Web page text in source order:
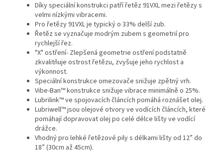
Díky speciální konstrukci patří řetěz 91VXL mezi řetězy s
velmi nízkými vibracemi.
Pro řetězy 91VXL je typický o 33% delší zub.
Řetěz se vyznačuje modrým zubem s geometrií pro
rychlejší řez.
"X" ostření- Zlepšená geometrie ostření podstatně
zkvalitňuje ostrost řetězu, zvyšuje jeho rychlost a
výkonnost.
Speciální konstrukce omezovače snižuje zpětný vrh.
Vibe-Ban™ konstrukce snižuje vibrace minimálně o 25%.
Lubrilink™ ve spojovacích článcích pomáhá roznášet olej.
Lubriwell™ jsou olejové otvory ve vodících článcích, které
pomáhají dopravovat olej po celé délce lišty ve vodící
drážce.
Vhodný pro lehké řetězové pily s délkami lišty od 12” do
18” (30cm až 45cm).